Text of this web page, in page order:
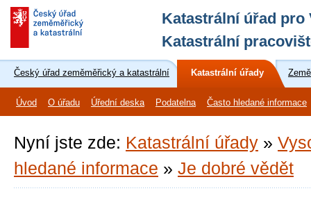
Katastrální úřad pro
Katastrální
Český úřad zeměměřický a katastrální Katastrální úřady
Úvod O úřadu Úřední deska Podatelna Často hledané informace
Nyní jste zde: Katastrální úřady »
hledané informace » Je dobré vědět